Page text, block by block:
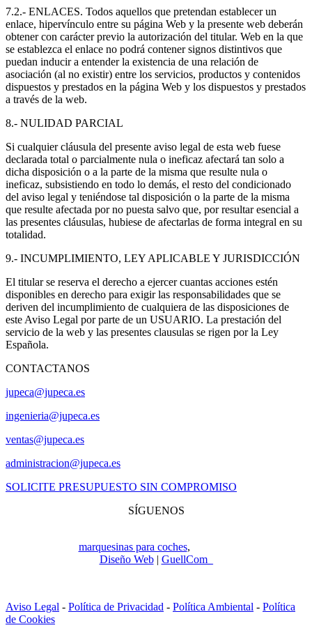
7.2.- ENLACES. Todos aquellos que pretendan establecer un
enlace, hipervínculo entre su página Web y la presente web deberán
obtener con carácter previo la autorización del titular. Web en la que
se establezca el enlace no podrá contener signos distintivos que
puedan inducir a entender la existencia de una relación de
asociación (al no existir) entre los servicios, productos y contenidos
dispuestos y prestados en la página Web y los dispuestos y prestados
a través de la web.
8.- NULIDAD PARCIAL
Si cualquier cláusula del presente aviso legal de esta web fuese
declarada total o parcialmente nula o ineficaz afectará tan solo a
dicha disposición o a la parte de la misma que resulte nula o
ineficaz, subsistiendo en todo lo demás, el resto del condicionado
del aviso legal y teniéndose tal disposición o la parte de la misma
que resulte afectada por no puesta salvo que, por resultar esencial a
las presentes cláusulas, hubiese de afectarlas de forma integral en su
totalidad.
9.- INCUMPLIMIENTO, LEY APLICABLE Y JURISDICCIÓN
El titular se reserva el derecho a ejercer cuantas acciones estén
disponibles en derecho para exigir las responsabilidades que se
deriven del incumplimiento de cualquiera de las disposiciones de
este Aviso Legal por parte de un USUARIO. La prestación del
servicio de la web y las presentes clausulas se rigen por la Ley
Española.
CONTACTANOS
jupeca@jupeca.es
ingenieria@jupeca.es
ventas@jupeca.es
administracion@jupeca.es
SOLICITE PRESUPUESTO SIN COMPROMISO
SÍGUENOS
marquesinas para coches,
Diseño Web| GuellCom_
Aviso Legal - Política de Privacidad - Política Ambiental - Política
de Cookies